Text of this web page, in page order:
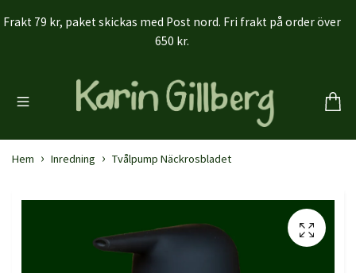
Frakt 79 kr, paket skickas med Post nord. Fri frakt på order över
650 kr.
Hem Inredning Tvålpump Näckrosbladet